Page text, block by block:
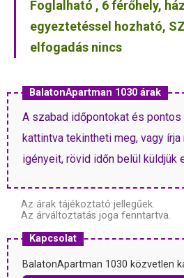
Foglalható , 6 férőhely,
egyeztetéssel hozható,
elfogadás nincs
BalatonApartman 1030 árak
A szabad időpontokat és pontos
kattintva tekintheti meg, vagy
igényeit, rövid időn belül küldjük
Az árak tájékoztató jellegűek.
Az árváltoztatás joga fenntartva.
Kapcsolat
BalatonApartman 1030 közvetlen